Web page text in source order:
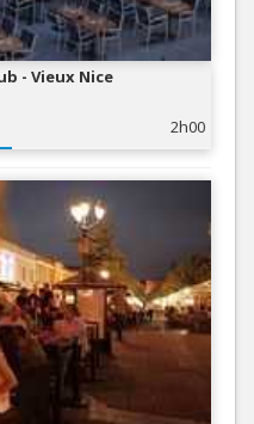
- Vieux Nice
2h00